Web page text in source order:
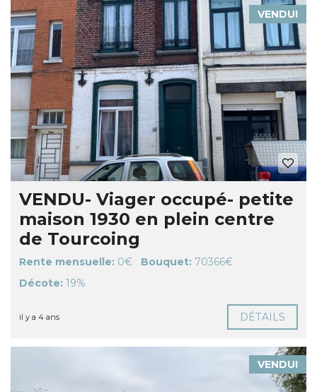
VENDU!
VENDU- Viager occupé- petite
maison 1930 en plein centre
de Tourcoing
Rente mensuelle: 0€ Bouquet: 70366€
Décote: 19%
il y a 4 ans DÉTAILS
VENDU!